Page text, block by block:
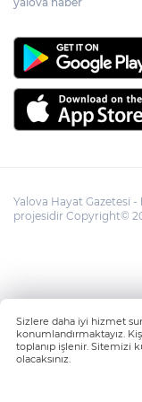
Yalova Hayat Gazetesi -
projesidir Copyright©
Sizlere daha iyi hizmet
konumlandırmaktayız.
toplanıp işlenir. Sitemizi
olacaksınız.